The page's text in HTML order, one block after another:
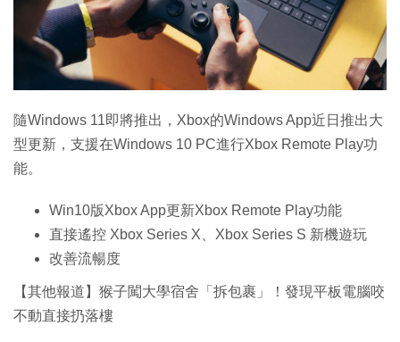
隨Windows 11即將推出，Xbox的Windows App近日推出大
型更新，支援在Windows 10 PC進行Xbox Remote Play功
能。
Win10版Xbox App更新Xbox Remote Play功能
直接遙控 Xbox Series X、Xbox Series S 新機遊玩
改善流暢度
【其他報道】猴子闖大學宿舍「拆包裹」！發現平板電腦咬
不動直接扔落樓